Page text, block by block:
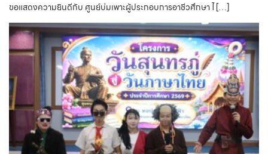
ขอแสดงความยินดีกับ ศูนย์บ่มเพาะผู้ประกอบการอาชีวศึกษา ไ […]